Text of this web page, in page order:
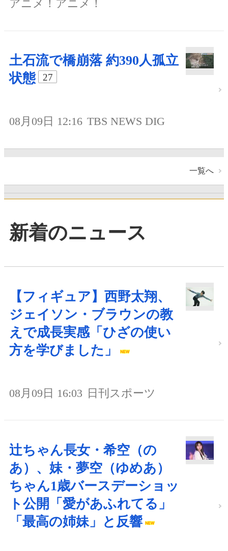
アニメ！アニメ！
土石流で橋崩落 約390人孤立
状態
27
08月09日 12:16 TBS NEWS DIG
一覧へ
新着のニュース
【フィギュア】西野太翔、
ジェイソン・ブラウンの教
えで成長実感「ひざの使い
方を学びました」
08月09日 16:03 日刊スポーツ
辻ちゃん長女・希空（の
あ）、妹・夢空（ゆめあ）
ちゃん1歳バースデーショッ
ト公開「愛があふれてる」
「最高の姉妹」と反響